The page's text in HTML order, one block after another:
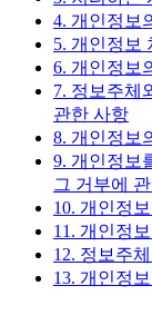
4. 개인정보
5. 개인정보
6. 개인정보
7. 정보주체
관한 사항
8. 개인정보
9. 개인정보
그 거부에
10. 개인정
11. 개인정
12. 정보주
13. 개인정